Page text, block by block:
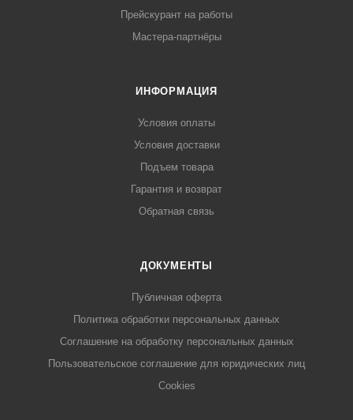
Прейскурант на работы
Мастера-партнёры
ИНФОРМАЦИЯ
Условия оплаты
Условия доставки
Подъем товара
Гарантия и возврат
Обратная связь
ДОКУМЕНТЫ
Публичная оферта
Политика обработки персональных данных
Соглашение на обработку персональных данных
Пользовательское соглашение для юридических лиц
Cookies